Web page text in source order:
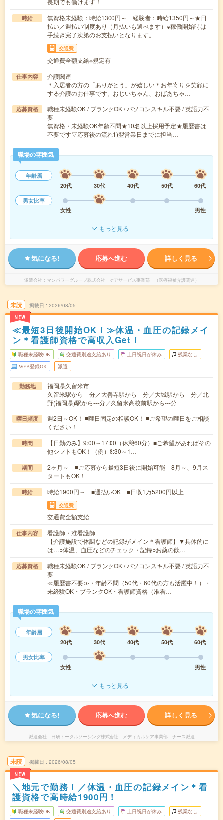
長期でも働けます！
時給
無資格未経験：時給1300円～ 経験者：時給1350円～★日
払い／週払い制度あり（月払いも選べます）※稼働開始時は
手続き完了次第のお支払いとなります。
交通費
交通費全額支給※規定有
仕事内容
介護関連
＊入居者の方の「ありがとう」が嬉しい＊お年寄りを笑顔に
する介護のお仕事です。おじいちゃん、おばあちゃ…
応募資格
職種未経験OK / ブランクOK / パソコンスキル不要 / 英語力不
要
無資格・未経験OK年齢不問★10名以上採用予定★履歴書は
不要です▽応募後の流れ1)翌営業日までに担当…
職場の雰囲気
年齢層
20代
30代 40代 50代
60代
男女比率
女性
男性
もっと見る
気になる! 応募へ進む 詳しく見る
派遣会社 マンパワーグループ株式会社 ケアサービス事業部 （医療福祉介護関連）
未読
NEW
掲載日 2026/08/05
≪最短3日後開始OK！≫体温・血圧の記録メイ
ン＊看護師資格で高収入Get！
職種未経験OK 交通費別途支給あり 土日祝日が休み 残業なし
WEB登録OK 派遣
勤務地
福岡県久留米市
久留米駅から---分／大善寺駅から---分／大城駅から---分／北
野(福岡県)駅から---分／久留米高校前駅から---分
曜日頻度
週2日～OK！ ■曜日固定の相談OK！ ■ご希望の曜日をご相談
ください！
時間
【日勤のみ】9:00～17:00（休憩60分）■ご希望があればその
他シフトもOK！（例）8:30～1…
期間
2ヶ月～ ■ご応募から最短3日後に開始可能 8月～、9月ス
タートもOK！
時給 時給1900円～ ■週払いOK ■日収1万5200円以上
交通費
交通費全額支給
仕事内容
看護師・准看護師
【介護施設で体調などの記録がメイン＊看護師】▼具体的に
は…○体温、血圧などのチェック・記録○お薬の飲…
応募資格
職種未経験OK / ブランクOK / パソコンスキル不要 / 英語力不
要
≪履歴書不要≫・年齢不問（50代・60代の方も活躍中！）・
未経験OK・ブランクOK・看護師資格（准看…
職場の雰囲気
年齢層
20代
30代 40代 50代
60代
男女比率
女性
男性
もっと見る
気になる! 応募へ進む 詳しく見る
派遣会社 日研トータルソーシング株式会社 メディカルケア事業部 ナース派遣
未読
NEW
掲載日 2026/08/05
＼地元で勤務！／体温・血圧の記録メイン＊看
護資格で高時給1900円！
職種未経験OK 交通費別途支給あり 土日祝日が休み 残業なし